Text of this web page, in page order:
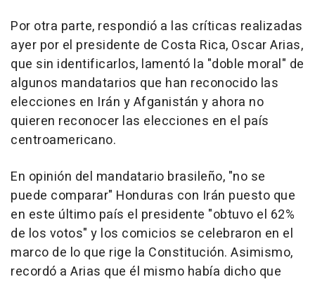
Por otra parte, respondió a las críticas realizadas
ayer por el presidente de Costa Rica, Oscar Arias,
que sin identificarlos, lamentó la "doble moral" de
algunos mandatarios que han reconocido las
elecciones en Irán y Afganistán y ahora no
quieren reconocer las elecciones en el país
centroamericano.
En opinión del mandatario brasileño, "no se
puede comparar" Honduras con Irán puesto que
en este último país el presidente "obtuvo el 62%
de los votos" y los comicios se celebraron en el
marco de lo que rige la Constitución. Asimismo,
recordó a Arias que él mismo había dicho que